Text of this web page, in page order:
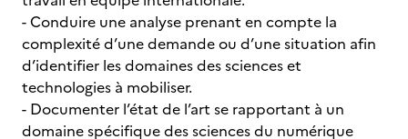
- Conduire une analyse prenant en compte la
complexité d’une demande ou d’une situation afin
d’identifier les domaines des sciences et
technologies à mobiliser.
- Documenter l’état de l’art se rapportant à un
domaine spécifique des sciences du numérique